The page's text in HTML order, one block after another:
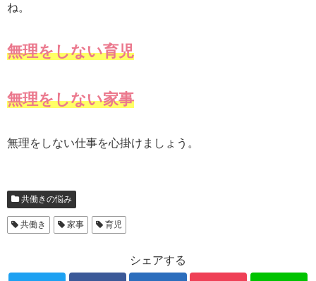
ね。
無理をしない育児
無理をしない家事
無理をしない仕事を心掛けましょう。
共働きの悩み
共働き 家事 育児
シェアする